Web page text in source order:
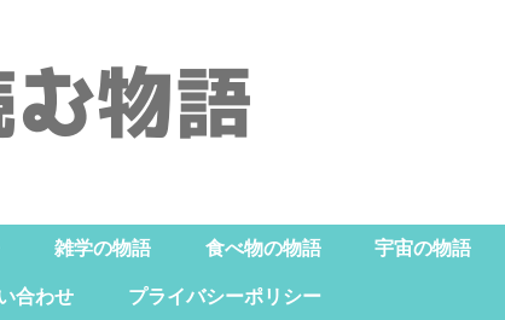
雑学の物語 食べ物の物語 宇宙の物語
合わせ プライバシーポリシー